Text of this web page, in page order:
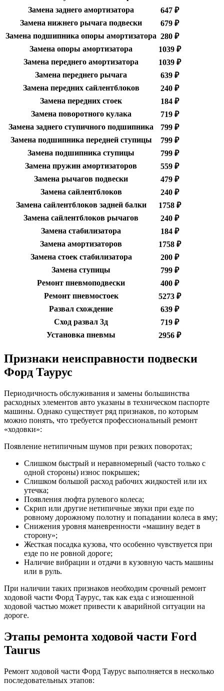
Замена заднего амортизатора
647 ₽
Замена нижнего рычага подвески
679 ₽
Замена подшипника опоры амортизатора 280 ₽
Замена опоры амортизатора
1039 ₽
Замена переднего амортизатора
1039 ₽
Замена переднего рычага
639 ₽
Замена передних сайлентблоков
240 ₽
Замена передних стоек
184 ₽
Замена поворотного кулака
719 ₽
Замена заднего ступичного подшипника
799 ₽
Замена подшипника передней ступицы
799 ₽
Замена подшипника ступицы
799 ₽
Замена пружин амортизаторов
559 ₽
Замена рычагов подвески
479 ₽
Замена сайлентблоков
240 ₽
Замена сайлентблоков задней балки
1758 ₽
Замена сайлентблоков рычагов
240 ₽
Замена стабилизатора
184 ₽
Замена амортизаторов
1758 ₽
Замена стоек стабилизатора
200 ₽
Замена ступицы
799 ₽
Ремонт пневмоподвески
400 ₽
Ремонт пневмостоек
5273 ₽
Развал схождение
639 ₽
Сход развал 3д
719 ₽
Установка пневмы
2956 ₽
Признаки неисправности подвески
Форд Таурус
Периодичность обслуживания и замены большинства
расходных элементов авто указаны в техническом паспорте
машины. Однако существует ряд признаков, по которым
можно понять, что требуется профессиональный ремонт
«ходовки»:
Появление нетипичным шумов при резких поворотах;
Слишком быстрый и неравномерный (часто только с
одной стороны) износ покрышек;
Слишком большой расход рабочих жидкостей или их
утечка;
Появления люфта рулевого колеса;
Скрип или другие нетипичные звуки при езде по
ровному дорожному полотну и попадании колеса в яму;
Снижения уровня маневренности «машину ведет в
сторону»;
Жесткая посадка кузова, что особенно чувствуется при
езде по не ровной дороге;
Наличие вибрации и отдачи в кузовную часть машины
или в руль.
При наличии таких признаков необходим срочный ремонт
ходовой части Форд Таурус, так как езда с изношенной
ходовой частью может привести к аварийной ситуации на
дороге.
Этапы ремонта ходовой части Ford
Taurus
Ремонт ходовой части Форд Таурус выполняется в несколько
последовательных этапов: